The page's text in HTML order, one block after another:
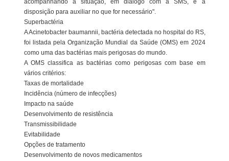
acompanhando a situação, em diálogo com a SMS, e à
disposição para auxiliar no que for necessário".
Superbactéria
A Acinetobacter baumannii, bactéria detectada no hospital do RS,
foi listada pela Organização Mundial da Saúde (OMS) em 2024
como uma das bactérias mais perigosas do mundo.
A OMS classifica as bactérias como perigosas com base em
vários critérios:
Taxas de mortalidade
Incidência (número de infecções)
Impacto na saúde
Desenvolvimento de resistência
Transmissibilidade
Evitabilidade
Opções de tratamento
Desenvolvimento de novos medicamentos